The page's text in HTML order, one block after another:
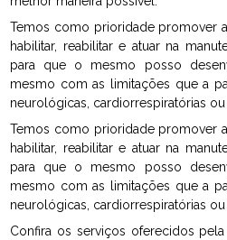
Temos como prioridade promover
habilitar, reabilitar e atuar na
para que o mesmo posso
mesmo com as limitações que a
neurológicas, cardiorrespiratórias
Temos como prioridade promover
habilitar, reabilitar e atuar na
para que o mesmo posso
mesmo com as limitações que a
neurológicas, cardiorrespiratórias
Confira os serviços oferecidos pela